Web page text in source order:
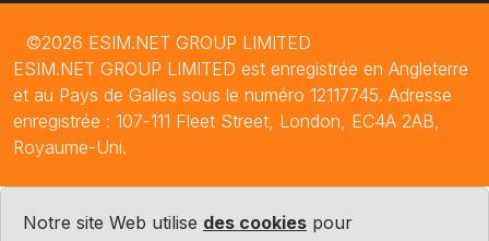
©2026 ESIM.NET GROUP LIMITED
ESIM.NET GROUP LIMITED est enregistrée en Angleterre
et au Pays de Galles sous le numéro 12117745. Adresse
enregistrée : 107-111 Fleet Street, London, EC4A 2AB,
Royaume-Uni.
Notre site Web utilise des cookies pour